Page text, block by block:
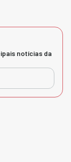
notícias da